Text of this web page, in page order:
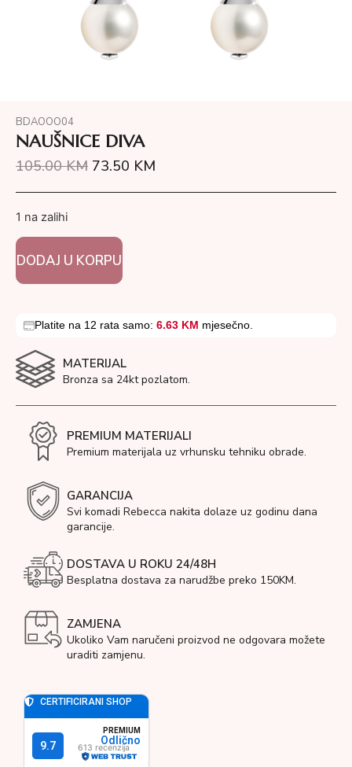
BDAOOO04
NAUŠNICE DIVA
105.00KM 73.50 KM
1 na zalihi
DODAJ U KORPU
Platite na 12 rata samo: 6.63 KM mjesečno.
MATERIJAL
Bronza sa 24kt pozlatom.
PREMIUM MATERIJALI
Premium materijala uz vrhunsku tehniku obrade.
GARANCIJA
Svi komadi Rebecca nakita dolaze uz godinu dana
garancije.
DOSTAVA U ROKU 24/48H
Besplatna dostava za narudžbe preko 150KM.
ZAMJENA
Ukoliko Vam naručeni proizvod ne odgovara možete
uraditi zamjenu.